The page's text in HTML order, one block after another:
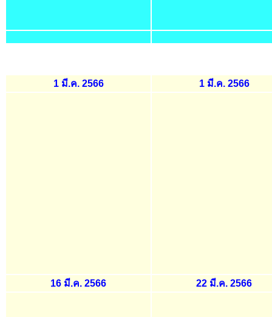
1 มี.ค. 2566 1 มี.ค. 2566
16 มี.ค. 2566 22 มี.ค. 2566